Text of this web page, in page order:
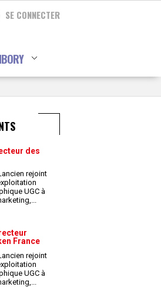
SE CONNECTER
des
rejoint
UGC à
...
France
rejoint
UGC à
...